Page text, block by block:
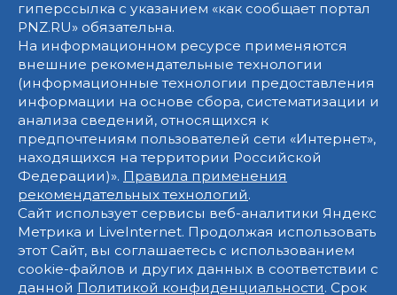
гиперссылка с указанием «как сообщает портал
PNZ.RU» обязательна.
На информационном ресурсе применяются
внешние рекомендательные технологии
(информационные технологии предоставления
информации на основе сбора, систематизации и
анализа сведений, относящихся к
предпочтениям пользователей сети «Интернет»,
находящихся на территории Российской
Федерации)». Правила применения
рекомендательных технологий.
Сайт использует сервисы веб-аналитики Яндекс
Метрика и LiveInternet. Продолжая использовать
этот Сайт, вы соглашаетесь с использованием
cookie-файлов и других данных в соответствии с
данной Политикой конфиденциальности. Срок